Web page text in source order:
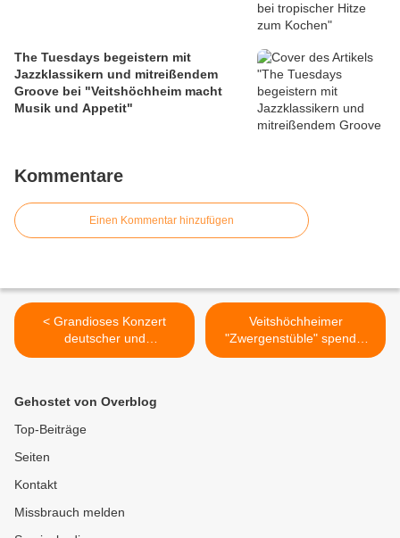
The Tuesdays begeistern mit
Jazzklassikern und mitreißendem
Groove bei "Veitshöchheim macht
Musik und Appetit"
Kommentare
Einen Kommentar hinzufügen
< Grandioses Konzert
deutscher und
französischer Musiker -
begeisterten mit
mitreißender Musik
Veitshöchheimer
"Zwergenstüble" spendet
der Bücherei im Bahnhof
Gehostet von Overblog
Top-Beiträge
Seiten
Kontakt
Missbrauch melden